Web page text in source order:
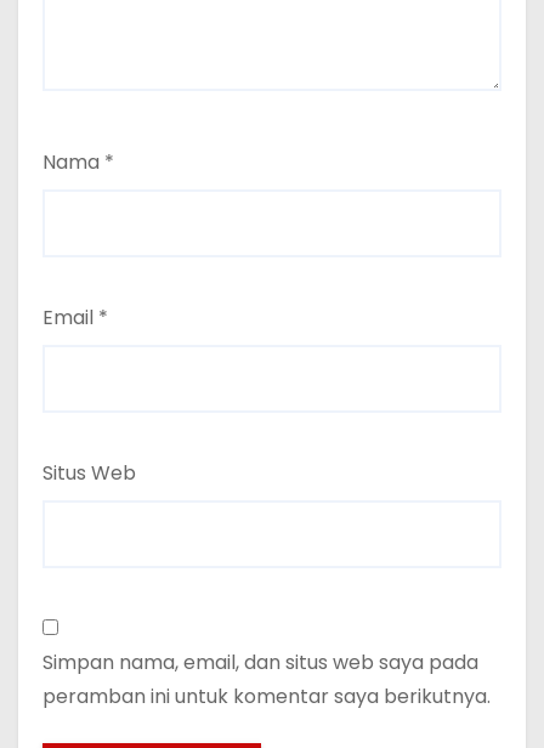
Nama *
Email *
Situs Web
Simpan nama, email, dan situs web saya pada
peramban ini untuk komentar saya berikutnya.